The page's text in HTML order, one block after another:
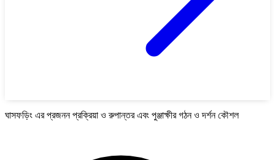
ঘাসফড়িং এর প্রজনন প্রক্রিয়া ও রুপান্তর এবং পুঞ্জাক্ষীর গঠন ও দর্শন কৌশল